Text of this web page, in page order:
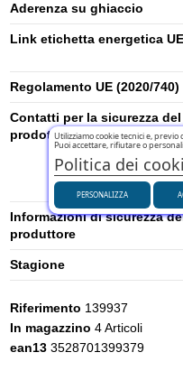
Aderenza su ghiaccio
Link etichetta energetica UE
Regolamento UE (2020/740)
Contatti per la sicurezza del
prodotto
Informazioni di sicurezza
produttore
Stagione
Riferimento 139937
In magazzino 4 Articoli
ean13 3528701399379
Utilizziamo cookie tecnici e,
Puoi accettare, rifiutare o
Politica dei
PERSONALIZZA